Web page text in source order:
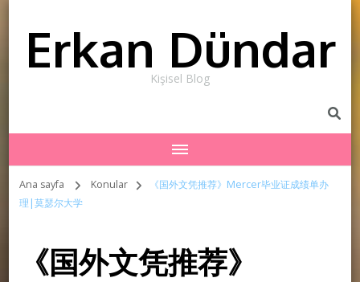
Erkan Dündar
Kişisel Blog
Ana sayfa Konular
《国外文凭推荐》Mercer毕业证成绩单办
理|莫瑟尔大学
《国外文凭推荐》